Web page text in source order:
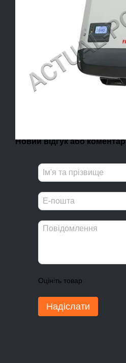
Новий відгук або коментар
Оцініть товар
Надіслати